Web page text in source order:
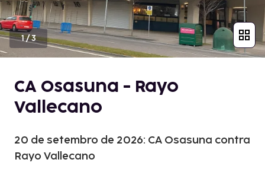
1/3
CA Osasuna - Rayo
Vallecano
20 de setembro de 2026: CA Osasuna contra
Rayo Vallecano